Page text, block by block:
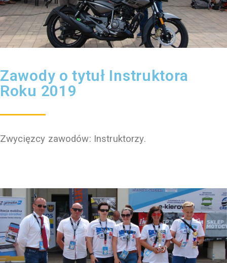
Zawody o tytuł Instruktora
Roku 2019
Zwycięzcy zawodów: Instruktorzy.